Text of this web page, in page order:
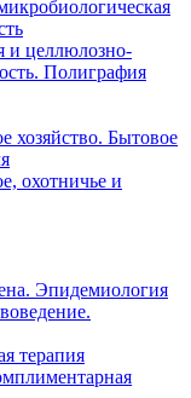
и целлюлозно-
Полиграфия
Бытовое
охотничье и
Эпидемиология
терапия